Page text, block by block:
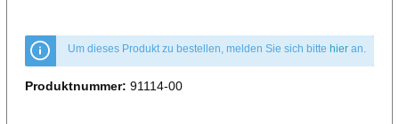
Um dieses Produkt zu bestellen, melden Sie sich bitte hieran.
Produktnummer: 91114-00